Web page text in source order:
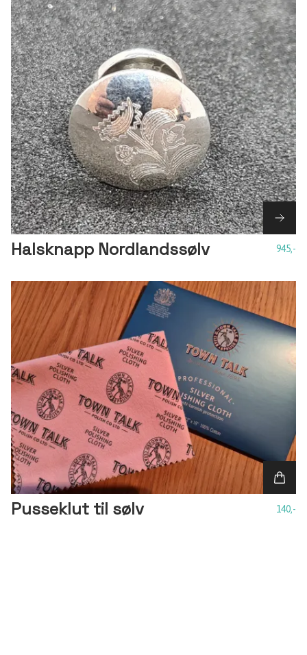
Halsknapp Nordlandssølv 945,-
Pusseklut til sølv 140,-